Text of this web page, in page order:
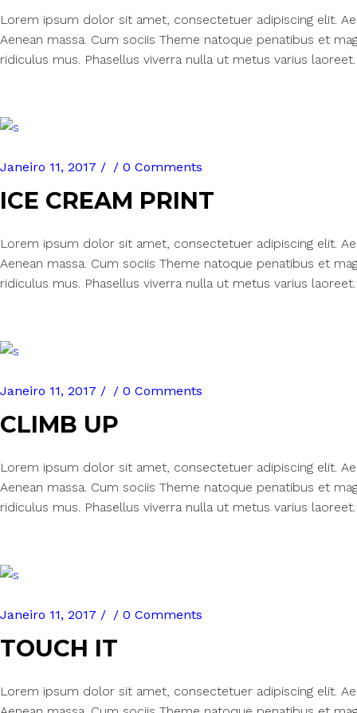
Lorem ipsum dolor sit amet, consectetuer adipiscing elit.
Aenean massa. Cum sociis Theme natoque penatibus et
ridiculus mus. Phasellus viverra nulla ut metus varius
Janeiro 11, 2017 0 Comments
ICE CREAM PRINT
Lorem ipsum dolor sit amet, consectetuer adipiscing elit.
Aenean massa. Cum sociis Theme natoque penatibus et
ridiculus mus. Phasellus viverra nulla ut metus varius
Janeiro 11, 2017 0 Comments
CLIMB UP
Lorem ipsum dolor sit amet, consectetuer adipiscing elit.
Aenean massa. Cum sociis Theme natoque penatibus et
ridiculus mus. Phasellus viverra nulla ut metus varius
Janeiro 11, 2017 0 Comments
TOUCH IT
Lorem ipsum dolor sit amet, consectetuer adipiscing elit.